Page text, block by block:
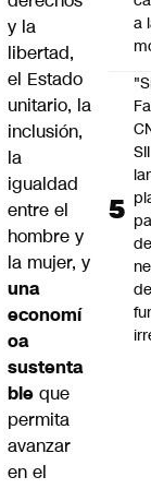
y la
libertad,
el Estado
unitario, la
inclusión,
la
igualdad
entre el
hombre y
la mujer, y
una
economí
oa
sustenta
ble que
permita
avanzar
en el
a
SII
de